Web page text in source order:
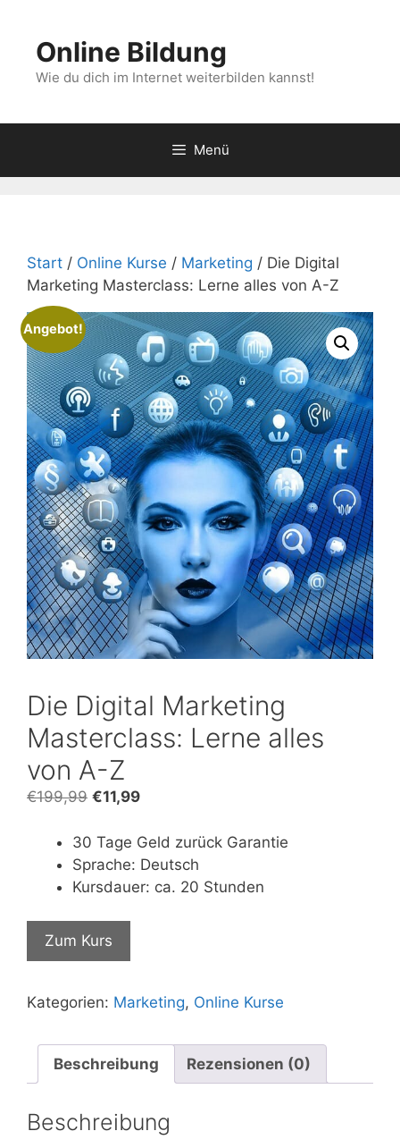
springenOnline Bildung
Wie du dich im Internet weiterbilden kannst!
Menü
Start / Online Kurse / Marketing / Die Digital
Marketing Masterclass: Lerne alles von A-Z
Angebot!
Die Digital Marketing
Masterclass: Lerne alles
von A-Z
€199,99 Ursprünglicher
war:
€199,99
€11,99Aktueller
ist:
€11,99.
30 Tage Geld zurück Garantie
Sprache: Deutsch
Kursdauer: ca. 20 Stunden
Zum Kurs
Kategorien: Marketing, Online Kurse
Beschreibung Rezensionen (0)
Beschreibung